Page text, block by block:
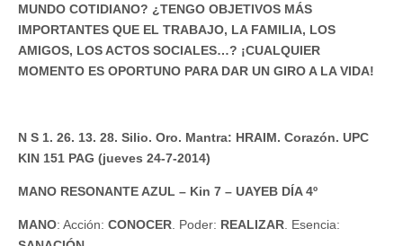
MUNDO COTIDIANO? ¿TENGO OBJETIVOS MÁS
IMPORTANTES QUE EL TRABAJO, LA FAMILIA, LOS
AMIGOS, LOS ACTOS SOCIALES…? ¡CUALQUIER
MOMENTO ES OPORTUNO PARA DAR UN GIRO A LA VIDA!
N S 1. 26. 13. 28. Silio. Oro. Mantra: HRAIM. Corazón. UPC
KIN 151 PAG (jueves 24-7-2014)
MANO RESONANTE AZUL – Kin 7 – UAYEB DÍA 4º
MANO: Acción: CONOCER . Poder: REALIZAR . Esencia: